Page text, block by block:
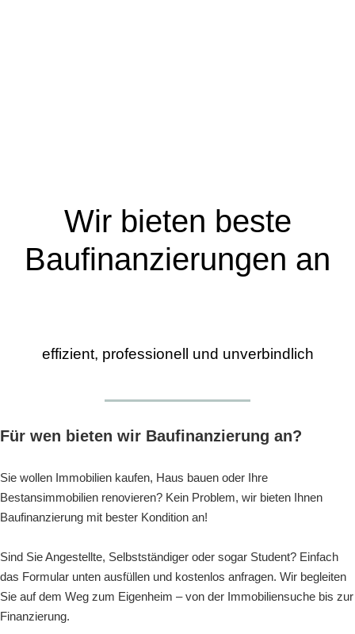
Wir bieten beste
Baufinanzierungen an
effizient, professionell und unverbindlich
Für wen bieten wir Baufinanzierung an?
Sie wollen Immobilien kaufen, Haus bauen oder Ihre
Bestansimmobilien renovieren? Kein Problem, wir bieten Ihnen
Baufinanzierung mit bester Kondition an!
Sind Sie Angestellte, Selbstständiger oder sogar Student? Einfach
das Formular unten ausfüllen und kostenlos anfragen. Wir begleiten
Sie auf dem Weg zum Eigenheim – von der Immobiliensuche bis zur
Finanzierung.